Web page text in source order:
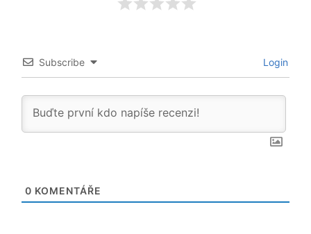
Subscribe Login
0 KOMENTÁŘE